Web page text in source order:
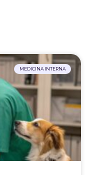
MEDICINA INTERNA